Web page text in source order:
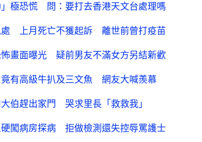
極恐慌 問：要打去香港天文台處理嗎
處 上月死亡不獲起訴 離世前曾打疫苗
畫面曝光 疑前男友不滿女方另結新歡
有高級牛扒及三文魚 網友大喊羨慕
伯趕出家門 哭求里長「救救我」
闖病房探病 拒做檢測還失控辱罵護士